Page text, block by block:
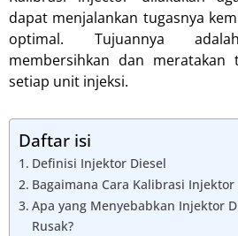
dapat menjalankan tugasnya
optimal. Tujuannya
membersihkan dan meratakan
setiap unit injeksi.
Daftar isi
Definisi Injektor Diesel
Bagaimana Cara Kalibrasi Injektor
Apa yang Menyebabkan Injektor
Rusak?